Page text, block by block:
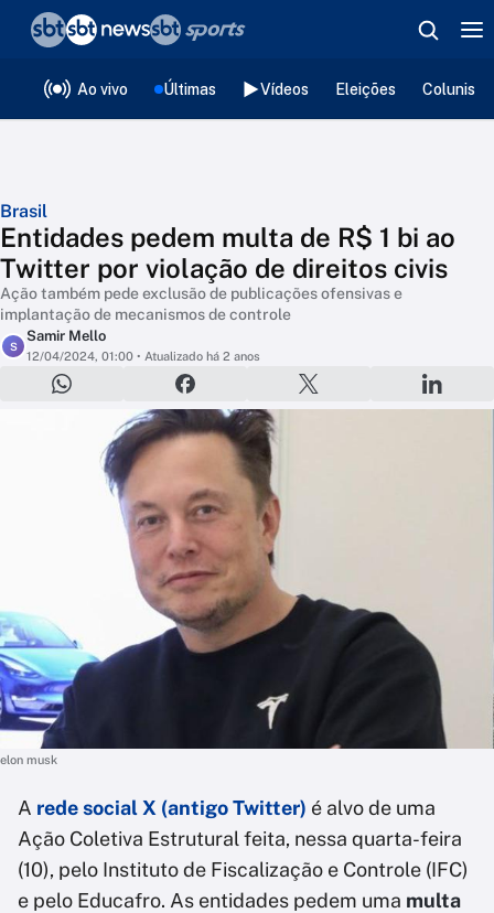
Ao vivo Últimas Vídeos Eleições
Brasil
Entidades pedem multa de R$ 1 bi ao
Twitter por violação de direitos civis
Ação também pede exclusão de publicações ofensivas e
implantação de mecanismos de controle
S
Samir Mello
12/04/2024, 01:00 • Atualizado há 2 anos
elon musk
A rede social X (antigo Twitter) é alvo de uma
Ação Coletiva Estrutural feita, nessa quarta-feira
(10), pelo Instituto de Fiscalização e Controle (IFC)
e pelo Educafro. As entidades pedem uma multa
❮voltar
Editorias